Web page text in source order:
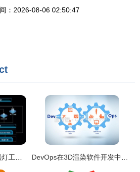
：2026-08-06 02:50:47